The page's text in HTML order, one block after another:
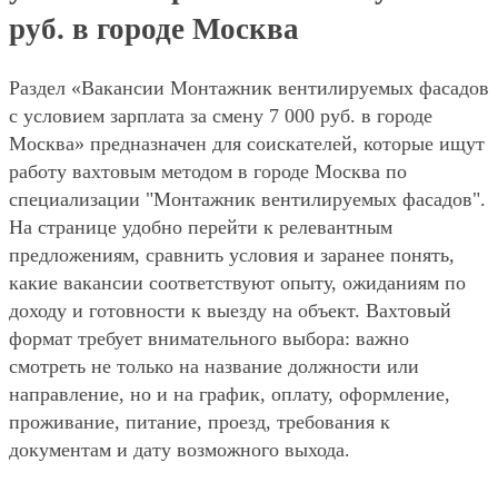
руб. в городе Москва
Раздел «Вакансии Монтажник вентилируемых фасадов
с условием зарплата за смену 7 000 руб. в городе
Москва» предназначен для соискателей, которые ищут
работу вахтовым методом в городе Москва по
специализации "Монтажник вентилируемых фасадов".
На странице удобно перейти к релевантным
предложениям, сравнить условия и заранее понять,
какие вакансии соответствуют опыту, ожиданиям по
доходу и готовности к выезду на объект. Вахтовый
формат требует внимательного выбора: важно
смотреть не только на название должности или
направление, но и на график, оплату, оформление,
проживание, питание, проезд, требования к
документам и дату возможного выхода.